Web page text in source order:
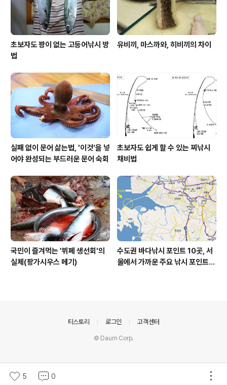
초보자도 꽝이 없는 고등어낚시 방
법
유비끼, 마스까와, 히비끼의 차이
실패 없이 문어 삶는법, '이것'을 넣
어야 완성되는 부드러운 문어 숙회
초보자도 쉽게 할 수 있는 찌낚시
채비법
국민이 즐겨먹는 '뷔페 생선회'의
실체(팡가시우스 메기)
수도권 바다낚시 포인트 10곳, 서
울에서 가까운 주요 낚시 포인트
5 0
티스토리 로그인 고객센터
© Daum Corp.